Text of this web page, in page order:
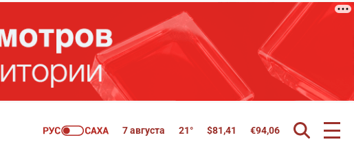
7 августа 21° $81,41 €94,06